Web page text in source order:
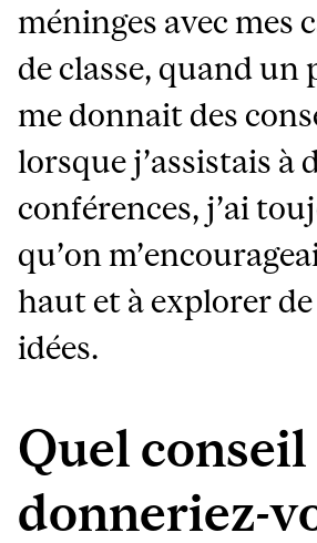
méninges avec mes
de classe, quand un
me donnait des
lorsque j’assistais à
conférences, j’ai
qu’on
haut et à explorer
idées.
Quel conseil
donneriez-